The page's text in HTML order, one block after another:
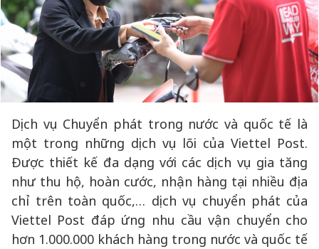
Dịch vụ Chuyển phát trong nước và quốc tế là
một trong những dịch vụ lõi của Viettel Post.
Được thiết kế đa dạng với các dịch vụ gia tăng
như thu hộ, hoàn cước, nhận hàng tại nhiều địa
chỉ trên toàn quốc,… dịch vụ chuyển phát của
Viettel Post đáp ứng nhu cầu vận chuyển cho
hơn 1.000.000 khách hàng trong nước và quốc tế